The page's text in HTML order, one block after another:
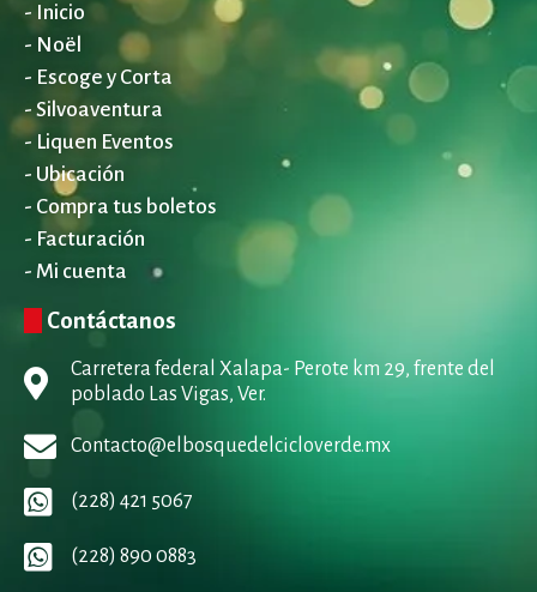
- Inicio
- Noël
- Escoge y Corta
- Silvoaventura
- Liquen Eventos
- Ubicación
- Compra tus boletos
- Facturación
- Mi cuenta
Contáctanos
Carretera federal Xalapa- Perote km 29, frente del
poblado Las Vigas, Ver.
Contacto@elbosquedelcicloverde.mx
(228) 421 5067
(228) 890 0883